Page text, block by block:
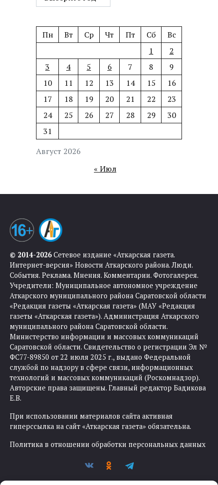
Август 2026
Пн Вт Ср Чт Пт Сб
Вс
1
2
3
4 5 6 7 8
9
10
11 12 13 14 15
16
17
18 19 20 21 22
23
24
25 26 27 28 29
30
31
« Июл
© 2014-2026Сетевое издание «Аткарская газета.
Интернет-версия» Новости Аткарского района. Люди.
События. Реклама. Мнения. Комментарии. Фотогалерея.
Учредители: Муниципальное автономное учреждение
Аткарского муниципального района Саратовской области
«Редакция газеты «Аткарская газета» (МАУ «Редакция
газеты «Аткарская газета»). Администрация Аткарского
муниципального района Саратовской области.
Министерство информации и массовых коммуникаций
Саратовской области. Свидетельство о регистрации Эл №
ФС77-89850 от 22 июля 2025 г., выдано Федеральной
службой по надзору в сфере связи, информационных
технологий и массовых коммуникаций (Роскомнадзор).
Авторские права защищены. Главный редактор Бадикова
Е.В.
При использовании материалов сайта активная
гиперссылка на сайт «Аткарская газета» обязательна.
Политика в отношении обработки персональных данных